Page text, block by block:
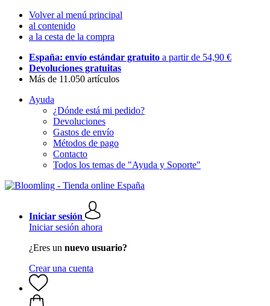
Volver al menú principal
al contenido
a la cesta de la compra
España: envío estándar gratuito a partir de 54,90 €
Devoluciones gratuitas
Más de 11.050 artículos
Ayuda
¿Dónde está mi pedido?
Devoluciones
Gastos de envío
Métodos de pago
Contacto
Todos los temas de "Ayuda y Soporte"
Iniciar sesión
Iniciar sesión ahora
¿Eres un nuevo usuario?
Crear una cuenta